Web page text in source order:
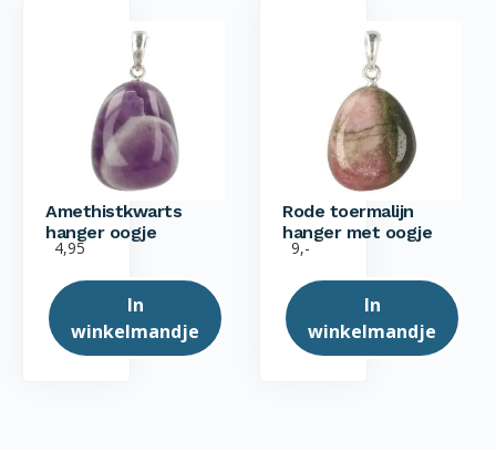
Amethistkwarts
hanger oogje
4,95
In
winkelmandje
Rode toermalijn
hanger met oogje
9,-
In
winkelmandje